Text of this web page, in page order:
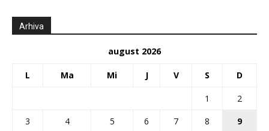
Arhiva
august 2026
L Ma Mi J V S D
1
2
3
4 5 6 7 8 9